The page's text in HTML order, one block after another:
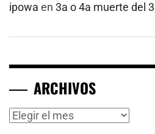
ipowa en 3a o 4a muerte del
ARCHIVOS
Archivos